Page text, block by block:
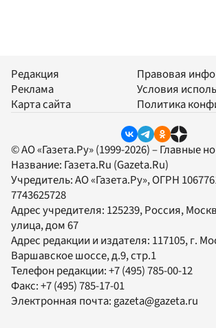
Редакция
Реклама
Карта сайта
Правовая
Условия
Политика
© АО «Газета.Ру» (1999-2026) – Главные
Название: Газета.Ru (Gazeta.Ru)
Учредитель:АО «Газета.Ру», ОГРН
7743625728
Адрес учредителя: 125239, Россия,
улица, дом 67
Адрес редакции и издателя: 117105, г.
Варшавское шоссе, д.9, стр.1
Телефон редакции:+7 (495) 785-00-12
Факс:+7 (495) 785-17-01
Электронная почта:gazeta@gazeta.ru